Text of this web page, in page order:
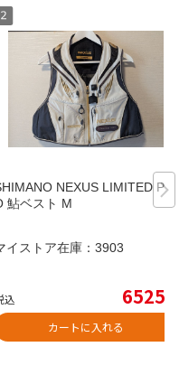
NEXUS LIMITED PR
鮎ベスト M
イストア在庫： 3903
込 6525
カートに入れる